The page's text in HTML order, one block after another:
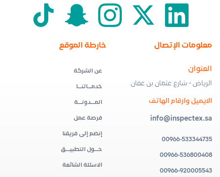
معلومات الإتصال
العنوان
الرياض - شارع عثمان بن عفان
الايميل وارقام الهاتف
info@inspectex.sa
00966-533344735
00966-536800408
00966-920005543
خارطة الموقع
عن الشركة
خدمــاتنــا
المــدونــة
فرصة عمل
إنضم إلى فريقنا
حــول التطبيــق
الاسئلة الشائعة